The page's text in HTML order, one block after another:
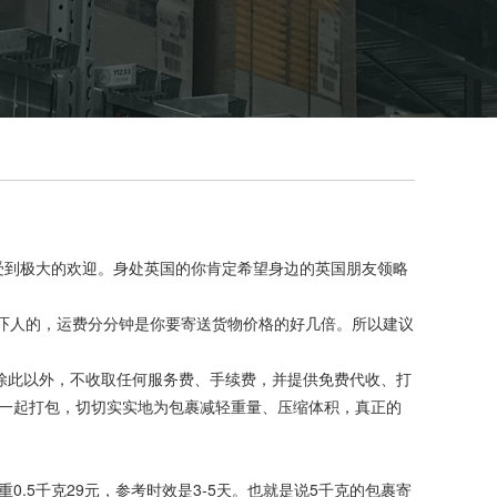
大的欢迎。身处英国的你肯定希望身边的英国朋友领略
的，运费分分钟是你要寄送货物价格的好几倍。所以建议
以外，不收取任何服务费、手续费，并提供免费代收、打
打包，切切实实地为包裹减轻重量、压缩体积，真正的
千克29元，参考时效是3-5天。也就是说5千克的包裹寄